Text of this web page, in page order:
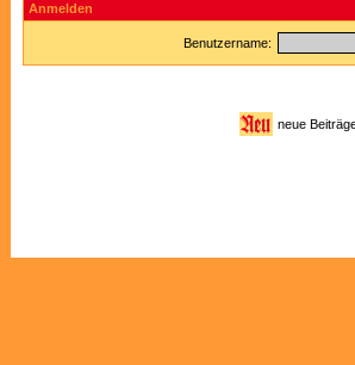
Anmelden
Benutzername:
neue